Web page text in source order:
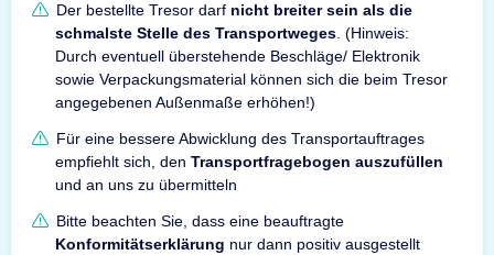
Der bestellte Tresor darf nicht breiter sein als die
schmalste Stelle des Transportweges . (Hinweis:
Durch eventuell überstehende Beschläge/ Elektronik
sowie Verpackungsmaterial können sich die beim Tresor
angegebenen Außenmaße erhöhen!)
Für eine bessere Abwicklung des Transportauftrages
empfiehlt sich, den Transportfragebogen auszufüllen
und an uns zu übermitteln
Bitte beachten Sie, dass eine beauftragte
Konformitätserklärung nur dann positiv ausgestellt